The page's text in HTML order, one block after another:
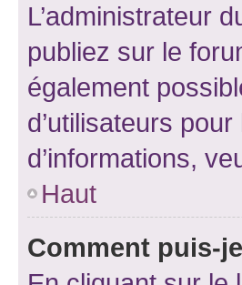
L’administrateur
publiez sur le
également
d’utilisateurs
d’informations,
Haut
Comment puis-